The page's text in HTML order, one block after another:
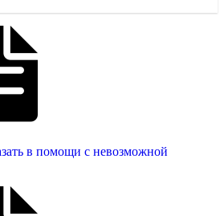
в помощи с невозможной